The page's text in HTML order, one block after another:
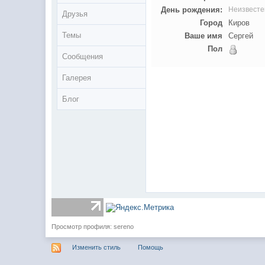
Друзья
Темы
Сообщения
Галерея
Блог
День рождения:
Город
Киров
Ваше имя
Сергей
Пол
Просмотр профиля: sereno
Изменить стиль Помощь